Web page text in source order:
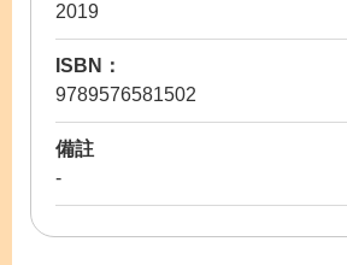
2019
ISBN：
9789576581502
備註
-